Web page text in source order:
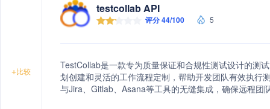
+比较
testcollab API
评分 44/100 5
TestCollab是一款专为质量保证和合规性测试设计的测
划创建和灵活的工作流程定制，帮助开发团队有效执行
与Jira、Gitlab、Asana等工具的无缝集成，确保远程团